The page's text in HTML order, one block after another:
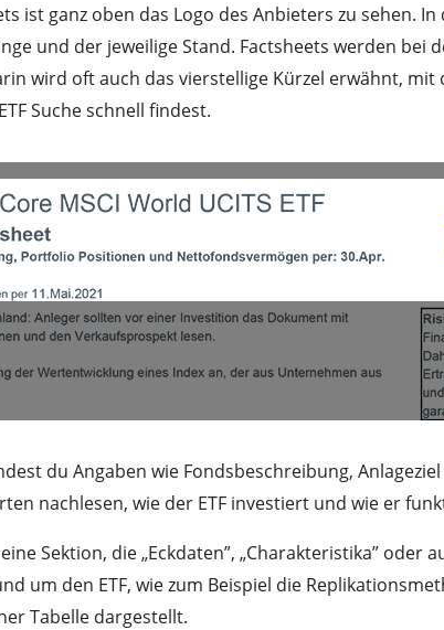
ist ganz oben das Logo des Anbieters zu sehen.
und der jeweilige Stand. Factsheets werden bei
wird oft auch das vierstellige Kürzel erwähnt, mit
Suche schnell findest.
du Angaben wie Fondsbeschreibung,
nachlesen, wie der ETF investiert und wie er
Sektion, die „Eckdaten”, „Charakteristika” oder
um den ETF, wie zum Beispiel die
Tabelle dargestellt.